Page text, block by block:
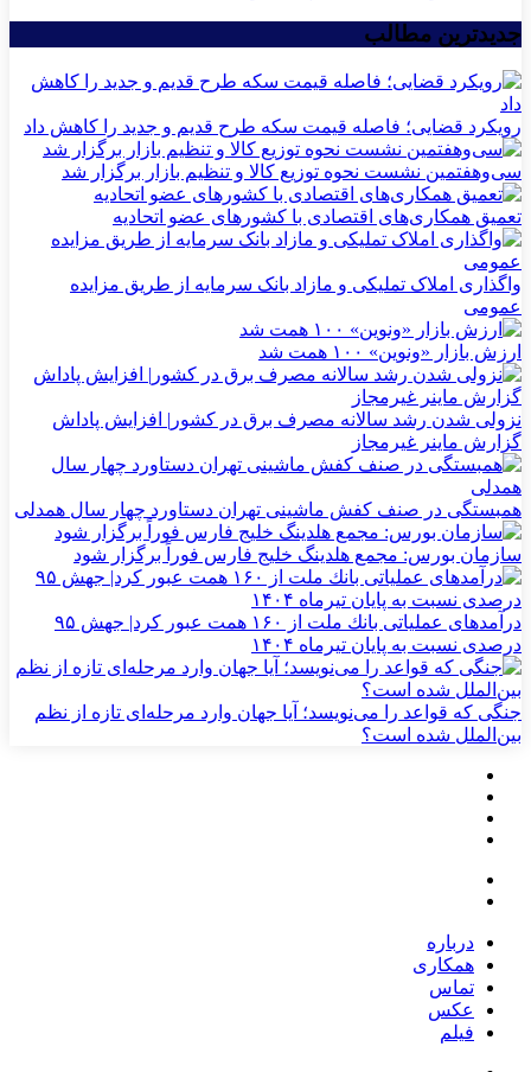
جدیدترین مطالب
رویکرد قضایی؛ فاصله قیمت سکه طرح قدیم و جدید را کاهش داد
سی‌و‌هفتمین نشست نحوه توزیع کالا و تنظیم بازار برگزار شد
تعمیق همکاری‌های اقتصادی با کشورهای عضو اتحادیه
واگذاری املاک تملیکی و مازاد بانک سرمایه از طریق مزایده
عمومی
ارزش بازار «ونوین» ۱۰۰ همت شد
نزولی شدن رشد سالانه مصرف برق در کشور| افزایش پاداش
گزارش ماینر غیرمجاز
همبستگی در صنف کفش ماشینی تهران دستاورد چهار سال همدلی
سازمان بورس: مجمع هلدینگ خلیج فارس فوراً برگزار شود
درآمدهای عملیاتی بانك ملت از ۱۶۰ همت عبور كرد| جهش ۹۵
درصدی نسبت به پایان تیرماه ۱۴۰۴
جنگی که قواعد را می‌نویسد؛ آیا جهان وارد مرحله‌ای تازه از نظم
بین‌الملل شده است؟
درباره
همکاری
تماس
عکس
فیلم